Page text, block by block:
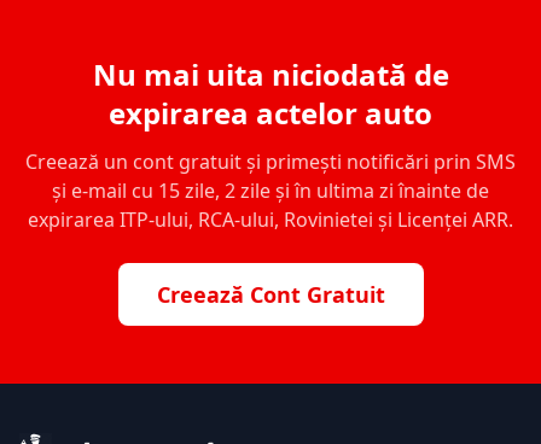
Nu mai uita niciodată de
expirarea actelor auto
Creează un cont gratuit și primești notificări prin SMS
și e-mail cu 15 zile, 2 zile și în ultima zi înainte de
expirarea ITP-ului, RCA-ului, Rovinietei și Licenței ARR.
Creează Cont Gratuit